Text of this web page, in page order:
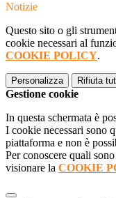
Notizie
Questo sito o gli
cookie necessari al
COOKIE POLICY.
Personalizza Rifiuta
Gestione cookie
In questa schermata è
I cookie necessari sono
piattaforma e non è
Per conoscere quali
visionare la COOKIE